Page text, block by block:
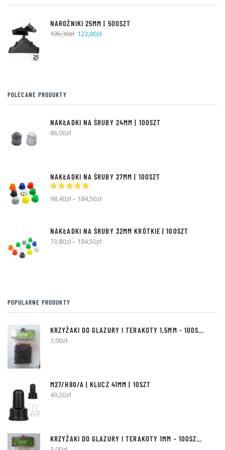
NAROŻNIKI 25MM | 500SZT
135,30zł Pierwotna
123,00złAktualna
POLECANE PRODUKTY
NAKŁADKI NA ŚRUBY 24MM | 100SZT
86,00zł
NAKŁADKI NA ŚRUBY 27MM | 100SZT
98,40zł– 184,50zł
NAKŁADKI NA ŚRUBY 32MM KRÓTKIE | 100SZT
73,80zł– 184,50zł
POPULARNE PRODUKTY
KRZYŻAKI DO GLAZURY I TERAKOTY1,5MM - 100SZT [Z BOLCEM]
3,00zł
M27/H80/A | KLUCZ 41MM | 10SZT
49,20zł
KRZYŻAKI DO GLAZURY I TERAKOTY1MM - 100SZT [Z KÓŁKIEM]